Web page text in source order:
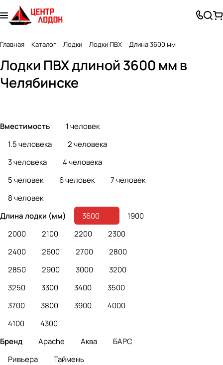
Главная Каталог Лодки Лодки ПВХ Длина 3600 мм
Лодки ПВХ длиной 3600 мм в
Челябинске
Гребные лодки
49 товаров
Лодки под мотор
Вместимость
1 человек
1.5 человека
2 человека
3 человека
4 человека
5 человек
6 человек
7 человек
8 человек
Длина лодки (мм)
1900
2000
2100 2200
2300
2400
2600 2700
2800
2850
2900 3000
3200
3250
3300 3400 3500
3600
3700 3800 3900
4000
4100
4300
Бренд
Apache Аква
БАРС
Ривьера
Таймень